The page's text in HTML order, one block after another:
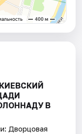
В
Дворцовая